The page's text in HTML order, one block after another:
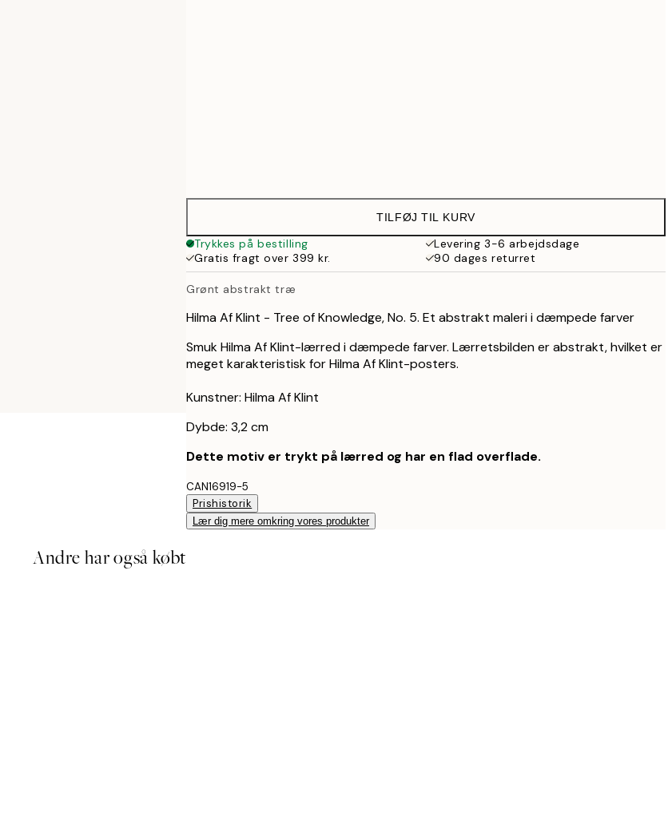
TILFØJ TIL KURV
Trykkes på bestilling
Levering 3-6 arbejdsdage
Gratis fragt over 399 kr.
90 dages returret
Grønt abstrakt træ
Hilma Af Klint - Tree of Knowledge, No. 5. Et abstrakt maleri i dæmpede farver
Smuk Hilma Af Klint-lærred i dæmpede farver. Lærretsbilden er abstrakt, hvilket er
meget karakteristisk for Hilma Af Klint-posters.
Kunstner: Hilma Af Klint
Dybde: 3,2 cm
Dette motiv er trykt på lærred og har en flad overflade.
CAN16919-5
Prishistorik
Lær dig mere omkring vores produkter
Andre har også købt